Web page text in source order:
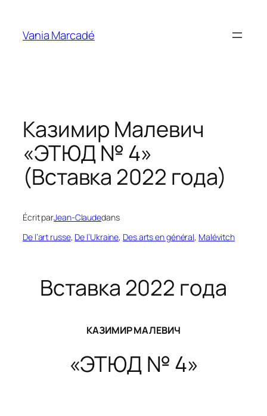
contenu
Vania Marcadé
Казимир Малевич
«ЭТЮД № 4»
(Вставка 2022 года)
Écrit parJean-Claudedans
De l’art russe, De l’Ukraine, Des arts en général, Malévitch
Вставка 2022 года
КАЗИМИР МАЛЕВИЧ
«ЭТЮД № 4»